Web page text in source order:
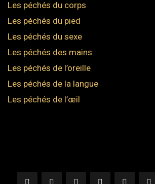
Les péchés du corps
Les péchés du pied
Les péchés du sexe
Les péchés des mains
Les péchés de l’oreille
Les péchés de la langue
Les péchés de l’œil